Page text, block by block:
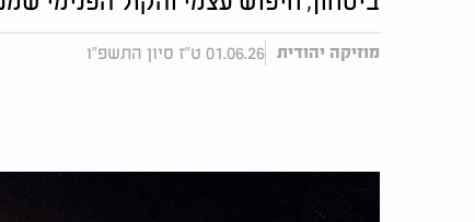
מוזיקה יהודית 01.06.26 ט"ז סיון התשפ"ו